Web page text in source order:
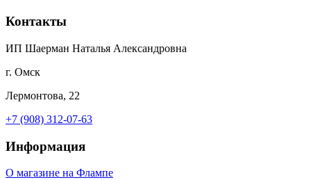
Контакты
ИП Шаерман Наталья Александровна
г. Омск
Лермонтова, 22
+7 (908) 312-07-63
Информация
О магазине на Флампе